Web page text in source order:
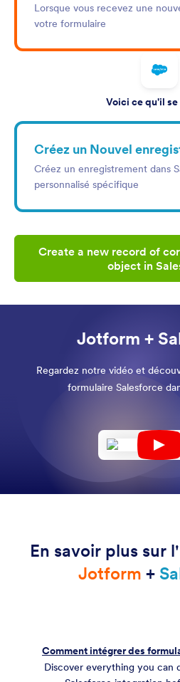
Lorsque vous recevez une
votre formulaire
Voici ce qu'il se
Créez un Nouvel
Créez un enregistrement dans
personnalisé spécifique
Create a new record of
object in
Jotform +
Regardez notre vidéo et
formulaire Salesforce
En savoir plus sur
Jotform +
Comment intégrer des
Discover everything you can